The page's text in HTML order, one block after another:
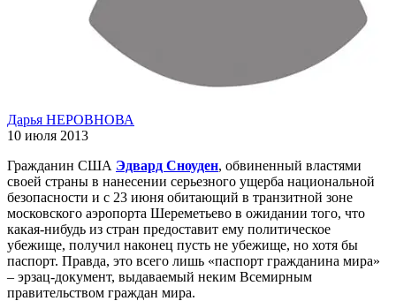
Дарья НЕРОВНОВА
10 июля 2013
Гражданин США Эдвард Сноуден, обвиненный властями
своей страны в нанесении серьезного ущерба национальной
безопасности и с 23 июня обитающий в транзитной зоне
московского аэропорта Шереметьево в ожидании того, что
какая-нибудь из стран предоставит ему политическое
убежище, получил наконец пусть не убежище, но хотя бы
паспорт. Правда, это всего лишь «паспорт гражданина мира»
– эрзац-документ, выдаваемый неким Всемирным
правительством граждан мира.